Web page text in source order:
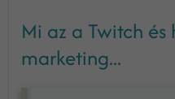
Mi az a Twitch
marketing...